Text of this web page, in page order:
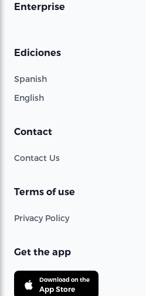
Enterprise
Ediciones
Spanish
English
Contact
Contact Us
Terms of use
Privacy Policy
Get the app
Download on the
App Store